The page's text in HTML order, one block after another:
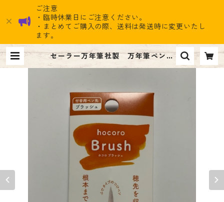
ご注意
・臨時休業日にご注意ください。
・まとめてご購入の際、送料は発送時に変更いたし
ます。
セーラー万年筆社製 万年筆ペン先
のつけペン付替用 hocoro ブラッ